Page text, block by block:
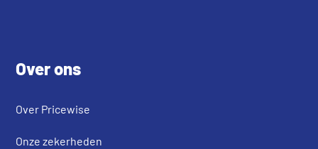
Over ons
Over Pricewise
Onze zekerheden